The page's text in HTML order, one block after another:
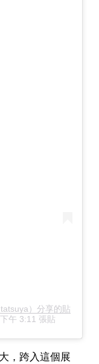
）分享的貼
午 3:11 張貼
，跨入這個展